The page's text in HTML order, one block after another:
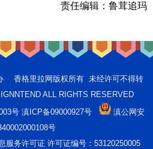
责任编辑： 鲁茸追玛
香格里拉网版权所有 未经许可不得转
ALL RIGHTS RESERVED
号 滇ICP备09000927号
滇公网安
号
服务许可证 许可证编号：53120250005